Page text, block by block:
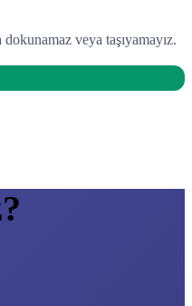
veya taşıyamayız.